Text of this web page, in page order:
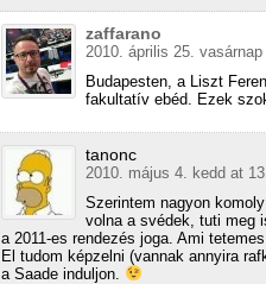
zaffarano
2010. április 25.
Budapesten, a Liszt
fakultatív ebéd. Ezek
tanonc
2010. május 4. kedd at
Szerintem nagyon
volna a svédek, tuti meg
a 2011-es rendezés joga. Ami
El tudom képzelni (vannak annyira
a Saade induljon.